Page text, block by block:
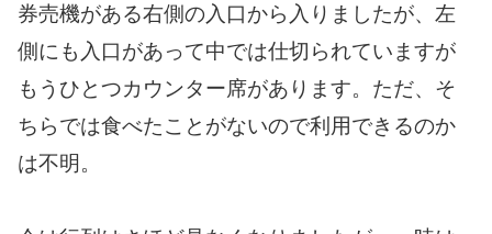
券売機がある右側の入口から入りましたが、左
側にも入口があって中では仕切られていますが
もうひとつカウンター席があります。ただ、そ
ちらでは食べたことがないので利用できるのか
は不明。